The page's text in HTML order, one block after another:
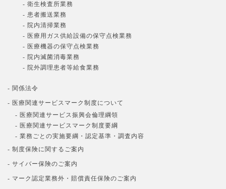
- 衛生検査所業務
- 患者搬送業務
- 院内清掃業務
- 医療用ガス供給設備の保守点検業務
- 医療機器の保守点検業務
- 院内滅菌消毒業務
- 院外調理患者等給食業務
- 関係法令
- 医療関連サービスマーク制度について
- 医療関連サービス振興会倫理綱領
- 医療関連サービスマーク制度要綱
- 業務ごとの実施要綱・認定基準・調査内容
- 制度保険に関するご案内
- サイバー保険のご案内
- マーク認定業務外・賠償責任保険のご案内